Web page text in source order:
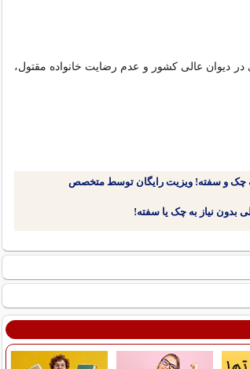
در دیوان عالی کشور و عدم رضایت خانواده مقتول،
به چک و سفته! ویزیت رایگان توسط متخصص